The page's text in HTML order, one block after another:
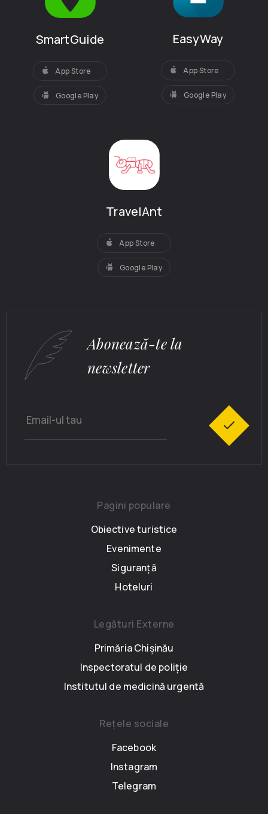
SmartGuide
App Store
Google Play
EasyWay
App Store
Google Play
TravelAnt
App Store
Google Play
Abonează-te la
newsletter
Pagini populare
Obiective turistice
Evenimente
Siguranță
Hoteluri
Legături Externe
Primăria Chișinău
Inspectoratul de poliție
Institutul de medicină urgentă
Rețele sociale
Facebook
Instagram
Telegram